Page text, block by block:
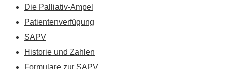
Die Palliativ-Ampel
Patientenverfügung
SAPV
Historie und Zahlen
Formulare zur SAPV